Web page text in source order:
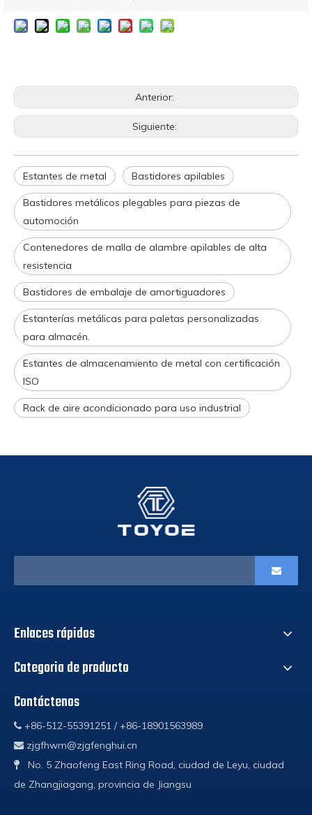
Anterior:
Siguiente:
Estantes de metal Bastidores apilables
Bastidores metálicos plegables para piezas de
automoción
Contenedores de malla de alambre apilables de alta
resistencia
Bastidores de embalaje de amortiguadores
Estanterías metálicas para paletas personalizadas
para almacén.
Estantes de almacenamiento de metal con certificación
ISO
Rack de aire acondicionado para uso industrial
Enlaces rápidos
Categoria de producto
Contáctenos
 +86-512-55391251 / +86-18901563989
 zjgfhwm@zjgfenghui.cn

No. 5 Zhaofeng East Ring Road, ciudad de Leyu, ciudad
de Zhangjiagang, provincia de Jiangsu